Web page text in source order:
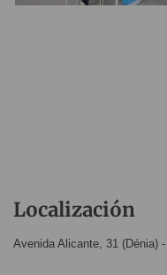
Localización
Avenida Alicante, 31 (Dénia) -